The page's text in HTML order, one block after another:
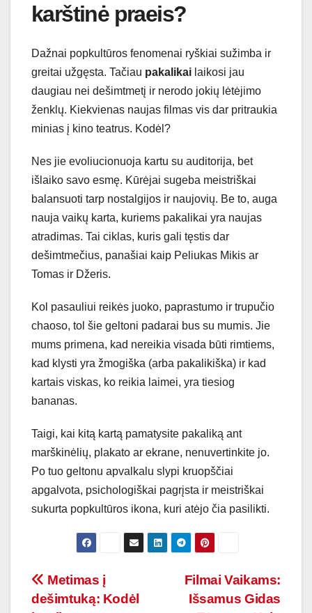
karštinė praeis?
Dažnai popkultūros fenomenai ryškiai sužimba ir
greitai užgęsta. Tačiau pakalikai laikosi jau
daugiau nei dešimtmetį ir nerodo jokių lėtėjimo
ženklų. Kiekvienas naujas filmas vis dar pritraukia
minias į kino teatrus. Kodėl?
Nes jie evoliucionuoja kartu su auditorija, bet
išlaiko savo esmę. Kūrėjai sugeba meistriškai
balansuoti tarp nostalgijos ir naujovių. Be to, auga
nauja vaikų karta, kuriems pakalikai yra naujas
atradimas. Tai ciklas, kuris gali tęstis dar
dešimtmečius, panašiai kaip Peliukas Mikis ar
Tomas ir Džeris.
Kol pasauliui reikės juoko, paprastumo ir trupučio
chaoso, tol šie geltoni padarai bus su mumis. Jie
mums primena, kad nereikia visada būti rimtiems,
kad klysti yra žmogiška (arba pakalikiška) ir kad
kartais viskas, ko reikia laimei, yra tiesiog
bananas.
Taigi, kai kitą kartą pamatysite pakaliką ant
marškinėlių, plakato ar ekrane, nenuvertinkite jo.
Po tuo geltonu apvalkalu slypi kruopščiai
apgalvota, psichologiškai pagrįsta ir meistriškai
sukurta popkultūros ikona, kuri atėjo čia pasilikti.
Navigacija
Filmai Vaikams:
Išsamus Gidas
Metimas į
dešimtuką: Kodėl